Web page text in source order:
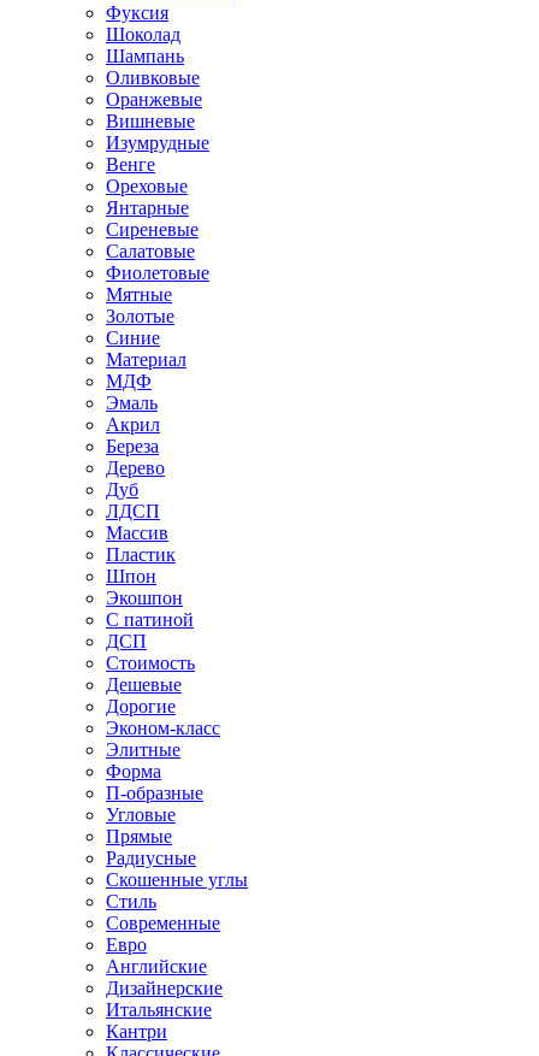
Фуксия
Шоколад
Шампань
Оливковые
Оранжевые
Вишневые
Изумрудные
Венге
Ореховые
Янтарные
Сиреневые
Салатовые
Фиолетовые
Мятные
Золотые
Синие
Материал
МДФ
Эмаль
Акрил
Береза
Дерево
Дуб
ЛДСП
Массив
Пластик
Шпон
Экошпон
С патиной
ДСП
Стоимость
Дешевые
Дорогие
Эконом-класс
Элитные
Форма
П-образные
Угловые
Прямые
Радиусные
Скошенные углы
Стиль
Современные
Евро
Английские
Дизайнерские
Итальянские
Кантри